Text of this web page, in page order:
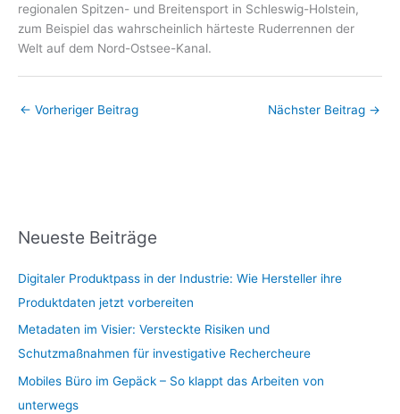
regionalen Spitzen- und Breitensport in Schleswig-Holstein,
zum Beispiel das wahrscheinlich härteste Ruderrennen der
Welt auf dem Nord-Ostsee-Kanal.
← Vorheriger Beitrag Nächster Beitrag →
Neueste Beiträge
Digitaler Produktpass in der Industrie: Wie Hersteller ihre
Produktdaten jetzt vorbereiten
Metadaten im Visier: Versteckte Risiken und
Schutzmaßnahmen für investigative Rechercheure
Mobiles Büro im Gepäck – So klappt das Arbeiten von
unterwegs